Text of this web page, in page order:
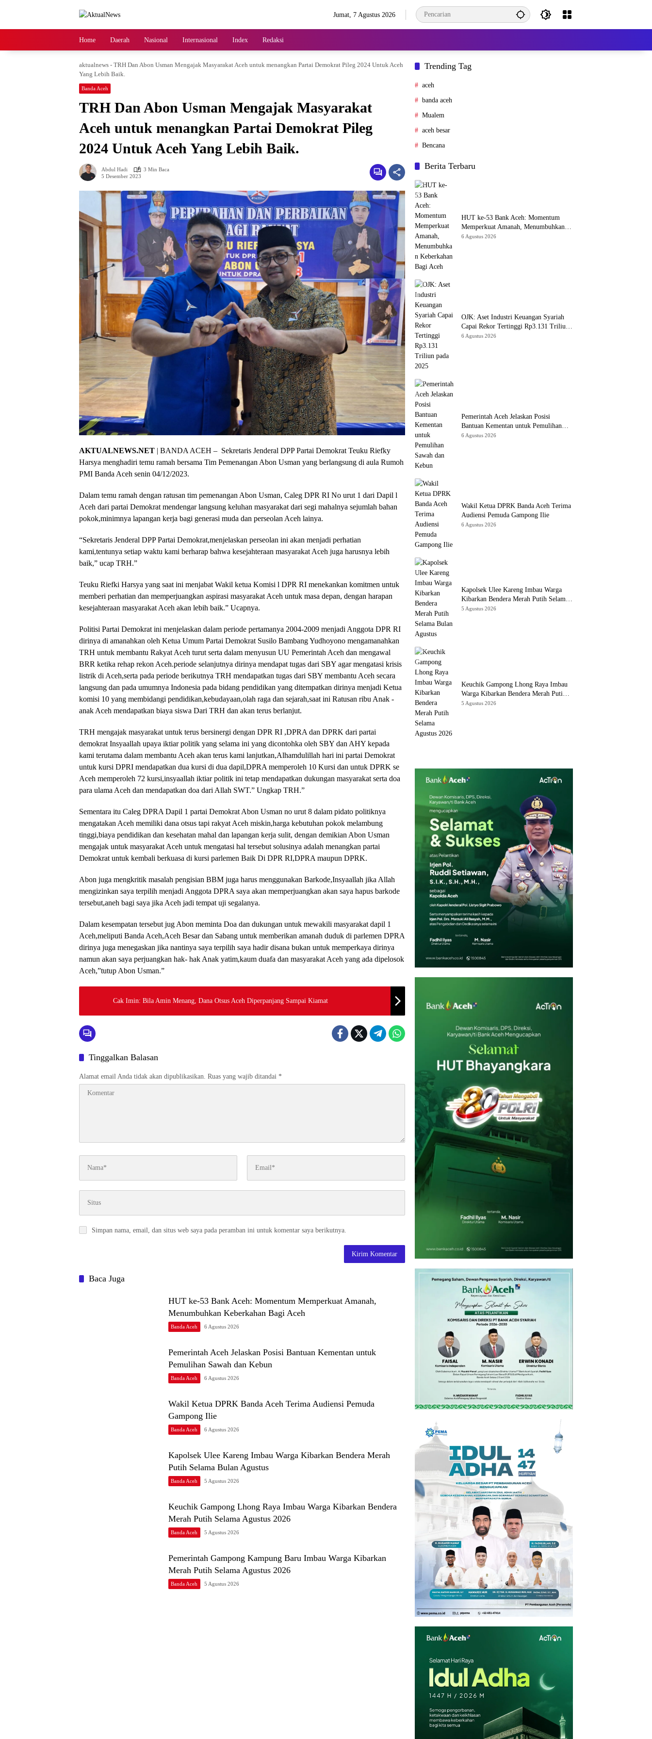
Jumat, 7 Agustus 2026
Home Daerah Nasional Internasional Index Redaksi
aktualnews - TRH Dan Abon Usman Mengajak Masyarakat Aceh untuk menangkan Partai Demokrat Pileg 2024 Untuk Aceh
Yang Lebih Baik.
Banda Aceh
TRH Dan Abon Usman Mengajak Masyarakat
Aceh untuk menangkan Partai Demokrat Pileg
2024 Untuk Aceh Yang Lebih Baik.
Abdul Hadi
3 Min Baca
5 Desember 2023
AKTUALNEWS.NET | BANDA ACEH – Sekretaris Jenderal DPP Partai Demokrat Teuku Riefky
Harsya menghadiri temu ramah bersama Tim Pemenangan Abon Usman yang berlangsung di aula Rumoh
PMI Banda Aceh senin 04/12/2023.
Dalam temu ramah dengan ratusan tim pemenangan Abon Usman, Caleg DPR RI No urut 1 dari Dapil l
Aceh dari partai Demokrat mendengar langsung keluhan masyarakat dari segi mahalnya sejumlah bahan
pokok,minimnya lapangan kerja bagi generasi muda dan perseolan Aceh lainya.
“Sekretaris Jenderal DPP Partai Demokrat,menjelaskan perseolan ini akan menjadi perhatian
kami,tentunya setiap waktu kami berharap bahwa kesejahteraan masyarakat Aceh juga harusnya lebih
baik,” ucap TRH.”
Teuku Riefki Harsya yang saat ini menjabat Wakil ketua Komisi l DPR RI menekankan komitmen untuk
memberi perhatian dan memperjuangkan aspirasi masyarakat Aceh untuk masa depan, dengan harapan
kesejahteraan masyarakat Aceh akan lebih baik.” Ucapnya.
Politisi Partai Demokrat ini menjelaskan dalam periode pertamanya 2004-2009 menjadi Anggota DPR RI
dirinya di amanahkan oleh Ketua Umum Partai Demokrat Susilo Bambang Yudhoyono mengamanahkan
TRH untuk membantu Rakyat Aceh turut serta dalam menyusun UU Pemerintah Aceh dan mengawal
BRR ketika rehap rekon Aceh.periode selanjutnya dirinya mendapat tugas dari SBY agar mengatasi krisis
listrik di Aceh,serta pada periode berikutnya TRH mendapatkan tugas dari SBY membantu Aceh secara
langsung dan pada umumnya Indonesia pada bidang pendidikan yang ditempatkan dirinya menjadi Ketua
komisi 10 yang membidangi pendidikan,kebudayaan,olah raga dan sejarah,saat ini Ratusan ribu Anak -
anak Aceh mendapatkan biaya siswa Dari TRH dan akan terus berlanjut.
TRH mengajak masyarakat untuk terus bersinergi dengan DPR RI ,DPRA dan DPRK dari partai
demokrat Insyaallah upaya iktiar politik yang selama ini yang dicontohka oleh SBY dan AHY kepada
kami terutama dalam membantu Aceh akan terus kami lanjutkan,Alhamdulillah hari ini partai Demokrat
untuk kursi DPRI mendapatkan dua kursi di dua dapil,DPRA memperoleh 10 Kursi dan untuk DPRK se
Aceh memperoleh 72 kursi,insyaallah iktiar politik ini tetap mendapatkan dukungan masyarakat serta doa
para ulama Aceh dan mendapatkan doa dari Allah SWT.” Ungkap TRH.”
Sementara itu Caleg DPRA Dapil 1 partai Demokrat Abon Usman no urut 8 dalam pidato politiknya
mengatakan Aceh memiliki dana otsus tapi rakyat Aceh miskin,harga kebutuhan pokok melambung
tinggi,biaya pendidikan dan kesehatan mahal dan lapangan kerja sulit, dengan demikian Abon Usman
mengajak untuk masyarakat Aceh untuk mengatasi hal tersebut solusinya adalah menangkan partai
Demokrat untuk kembali berkuasa di kursi parlemen Baik Di DPR RI,DPRA maupun DPRK.
Abon juga mengkritik masalah pengisian BBM juga harus menggunakan Barkode,Insyaallah jika Allah
mengizinkan saya terpilih menjadi Anggota DPRA saya akan memperjuangkan akan saya hapus barkode
tersebut,aneh bagi saya jika Aceh jadi tempat uji segalanya.
Dalam kesempatan tersebut jug Abon meminta Doa dan dukungan untuk mewakili masyarakat dapil 1
Aceh,meliputi Banda Aceh,Aceh Besar dan Sabang untuk memberikan amanah duduk di parlemen DPRA
dirinya juga menegaskan jika nantinya saya terpilih saya hadir disana bukan untuk memperkaya dirinya
namun akan saya perjuangkan hak- hak Anak yatim,kaum duafa dan masyarakat Aceh yang ada dipelosok
Aceh,”tutup Abon Usman.”
Cak Imin: Bila Amin Menang, Dana Otsus Aceh Diperpanjang Sampai Kiamat
Tinggalkan Balasan
Alamat email Anda tidak akan dipublikasikan. Ruas yang wajib ditandai *
Simpan nama, email, dan situs web saya pada peramban ini untuk komentar saya berikutnya.
Baca Juga
HUT ke-53 Bank Aceh: Momentum Memperkuat Amanah,
Menumbuhkan Keberkahan Bagi Aceh
Banda Aceh 6 Agustus 2026
Pemerintah Aceh Jelaskan Posisi Bantuan Kementan untuk
Pemulihan Sawah dan Kebun
Banda Aceh 6 Agustus 2026
Wakil Ketua DPRK Banda Aceh Terima Audiensi Pemuda
Gampong Ilie
Banda Aceh 6 Agustus 2026
Kapolsek Ulee Kareng Imbau Warga Kibarkan Bendera Merah
Putih Selama Bulan Agustus
Banda Aceh 5 Agustus 2026
Keuchik Gampong Lhong Raya Imbau Warga Kibarkan Bendera
Merah Putih Selama Agustus 2026
Banda Aceh 5 Agustus 2026
Pemerintah Gampong Kampung Baru Imbau Warga Kibarkan
Merah Putih Selama Agustus 2026
Banda Aceh 5 Agustus 2026
Trending Tag
aceh
banda aceh
Mualem
aceh besar
Bencana
Berita Terbaru
HUT ke-53 Bank Aceh: Momentum
Memperkuat Amanah, Menumbuhkan
Keberkahan Bagi Aceh
6 Agustus 2026
OJK: Aset Industri Keuangan Syariah
Capai Rekor Tertinggi Rp3.131 Triliun
pada 2025
6 Agustus 2026
Pemerintah Aceh Jelaskan Posisi
Bantuan Kementan untuk Pemulihan
Sawah dan Kebun
6 Agustus 2026
Wakil Ketua DPRK Banda Aceh Terima
Audiensi Pemuda Gampong Ilie
6 Agustus 2026
Kapolsek Ulee Kareng Imbau Warga
Kibarkan Bendera Merah Putih Selama
Bulan Agustus
5 Agustus 2026
Keuchik Gampong Lhong Raya Imbau
Warga Kibarkan Bendera Merah Putih
Selama Agustus 2026
5 Agustus 2026